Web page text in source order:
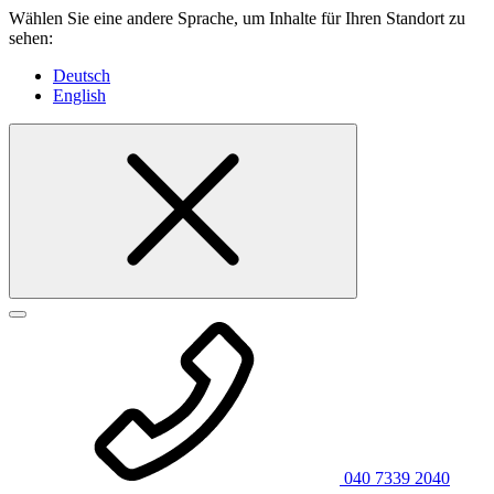
Wählen Sie eine andere Sprache, um Inhalte für Ihren Standort zu
sehen:
Deutsch
English
040 7339 2040